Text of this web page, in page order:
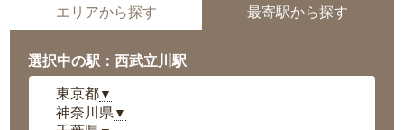
エリアから探す 最寄駅から探す
選択中の駅：西武立川駅
東京都▼
神奈川県 ▼